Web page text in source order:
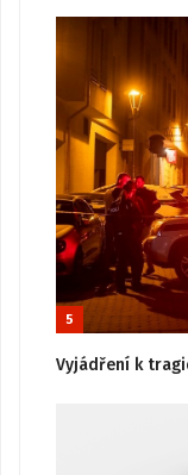
5
Vyjádření k